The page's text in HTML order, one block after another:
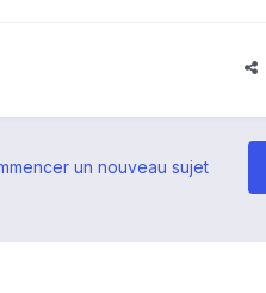
un nouveau sujet